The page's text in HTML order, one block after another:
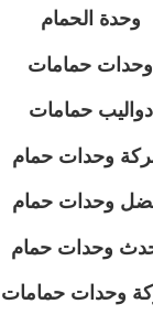
وحدة الحمام
وحدات حمامات
دواليب حمامات
وحدات حمام
وحدات حمام
وحدات حمامات